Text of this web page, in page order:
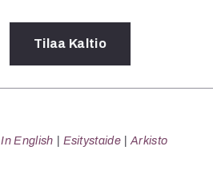
Tilaa Kaltio
In English Esitystaide Arkisto